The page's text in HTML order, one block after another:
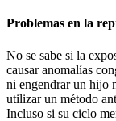
Problemas en la
No se sabe si la
causar anomalías
ni engendrar un hijo
utilizar un método
Incluso si su ciclo